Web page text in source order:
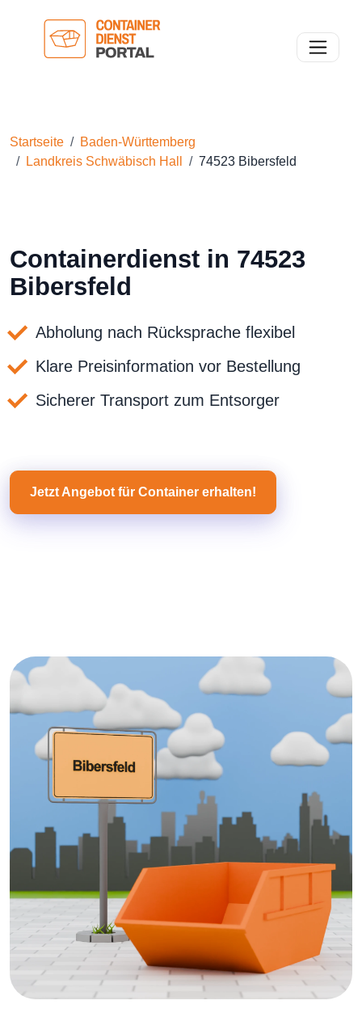
Toggle
Startseite
Baden-Württemberg
Landkreis Schwäbisch Hall
74523 Bibersfeld
Containerdienst in 74523
Bibersfeld
Abholung nach Rücksprache flexibel
Klare Preisinformation vor Bestellung
Sicherer Transport zum Entsorger
Jetzt Angebot für Container erhalten!